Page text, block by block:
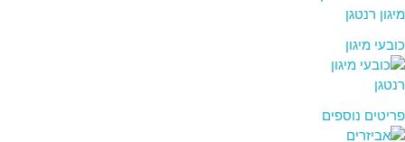
כובעי מיגון
פריטים נוספים